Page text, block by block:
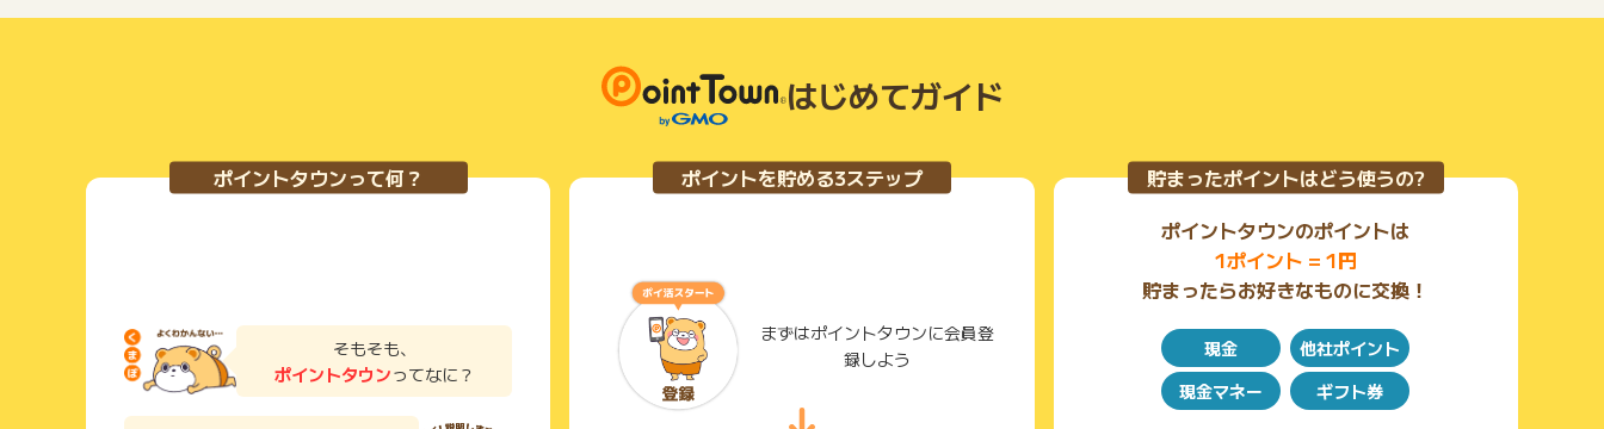
はじめてガイド
ポイントタウンって何？
そもそも、
ポイントタウンってなに？
ポイントを貯める3ステップ
まずはポイントタウンに会員登
録しよう
貯まったポイントはどう使うの?
ポイントタウンのポイントは
1ポイント = 1円
貯まったらお好きなものに交換！
現金
他社ポイント
現金マネー
ギフト券